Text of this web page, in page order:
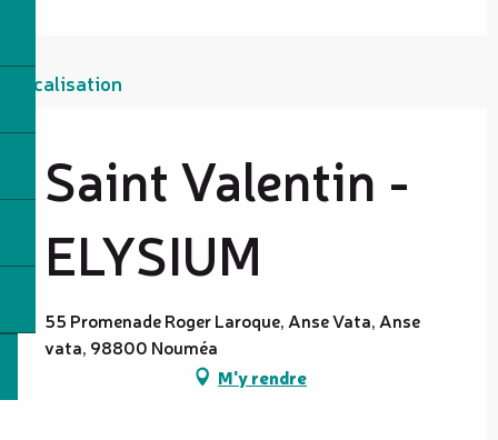
Localisation
Saint Valentin -
ELYSIUM
55 Promenade Roger Laroque, Anse Vata, Anse
vata, 98800 Nouméa
M'y rendre